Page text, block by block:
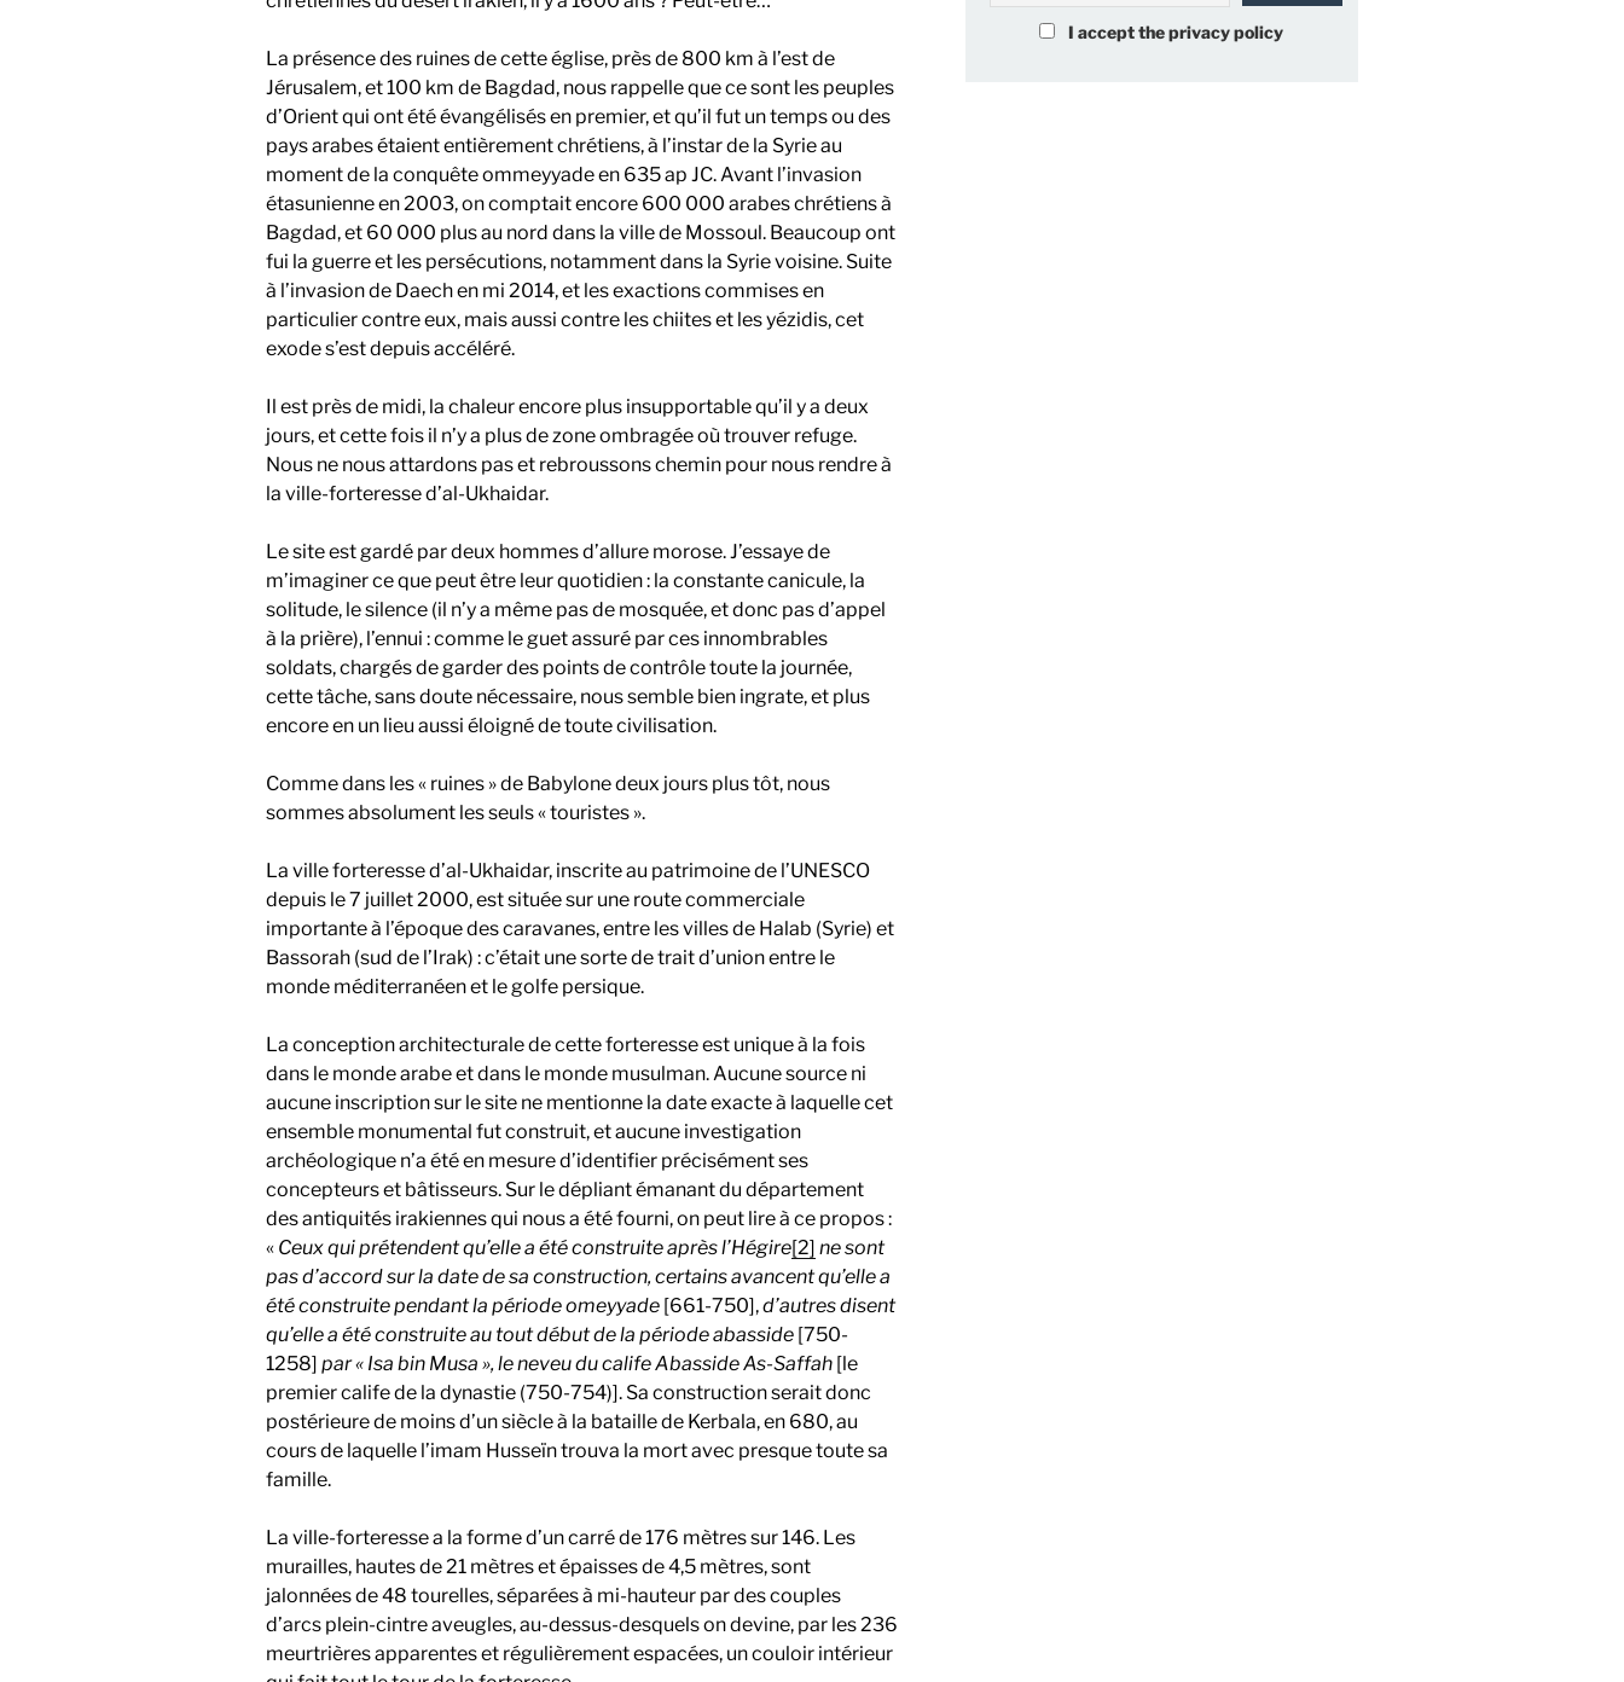
La présence des ruines de cette église, près de 800 km à l’est de
Jérusalem, et 100 km de Bagdad, nous rappelle que ce sont les peuples
d’Orient qui ont été évangélisés en premier, et qu’il fut un temps ou des
pays arabes étaient entièrement chrétiens, à l’instar de la Syrie au
moment de la conquête ommeyyade en 635 ap JC. Avant l’invasion
étasunienne en 2003, on comptait encore 600 000 arabes chrétiens à
Bagdad, et 60 000 plus au nord dans la ville de Mossoul. Beaucoup ont
fui la guerre et les persécutions, notamment dans la Syrie voisine. Suite
à l’invasion de Daech en mi 2014, et les exactions commises en
particulier contre eux, mais aussi contre les chiites et les yézidis, cet
exode s’est depuis accéléré.
Il est près de midi, la chaleur encore plus insupportable qu’il y a deux
jours, et cette fois il n’y a plus de zone ombragée où trouver refuge.
Nous ne nous attardons pas et rebroussons chemin pour nous rendre à
la ville-forteresse d’al-Ukhaidar.
Le site est gardé par deux hommes d’allure morose. J’essaye de
m’imaginer ce que peut être leur quotidien : la constante canicule, la
solitude, le silence (il n’y a même pas de mosquée, et donc pas d’appel
à la prière), l’ennui : comme le guet assuré par ces innombrables
soldats, chargés de garder des points de contrôle toute la journée,
cette tâche, sans doute nécessaire, nous semble bien ingrate, et plus
encore en un lieu aussi éloigné de toute civilisation.
Comme dans les « ruines » de Babylone deux jours plus tôt, nous
sommes absolument les seuls « touristes ».
La ville forteresse d’al-Ukhaidar, inscrite au patrimoine de l’UNESCO
depuis le 7 juillet 2000, est située sur une route commerciale
importante à l’époque des caravanes, entre les villes de Halab (Syrie) et
Bassorah (sud de l’Irak) : c’était une sorte de trait d’union entre le
monde méditerranéen et le golfe persique.
La conception architecturale de cette forteresse est unique à la fois
dans le monde arabe et dans le monde musulman. Aucune source ni
aucune inscription sur le site ne mentionne la date exacte à laquelle cet
ensemble monumental fut construit, et aucune investigation
archéologique n’a été en mesure d’identifier précisément ses
concepteurs et bâtisseurs. Sur le dépliant émanant du département
des antiquités irakiennes qui nous a été fourni, on peut lire à ce propos :
« Ceux qui prétendent qu’elle a été construite après l’Hégire[2] ne sont
pas d’accord sur la date de sa construction, certains avancent qu’elle a
été construite pendant la période omeyyade [661-750],d’autres disent
qu’elle a été construite au tout début de la période abasside [750-
1258] par « Isa bin Musa », le neveu du calife Abasside As-Saffah [le
premier calife de la dynastie (750-754)]. Sa construction serait donc
postérieure de moins d’un siècle à la bataille de Kerbala, en 680, au
cours de laquelle l’imam Husseïn trouva la mort avec presque toute sa
famille.
La ville-forteresse a la forme d’un carré de 176 mètres sur 146. Les
murailles, hautes de 21 mètres et épaisses de 4,5 mètres, sont
jalonnées de 48 tourelles, séparées à mi-hauteur par des couples
d’arcs plein-cintre aveugles, au-dessus-desquels on devine, par les 236
meurtrières apparentes et régulièrement espacées, un couloir intérieur
I accept the privacy policy